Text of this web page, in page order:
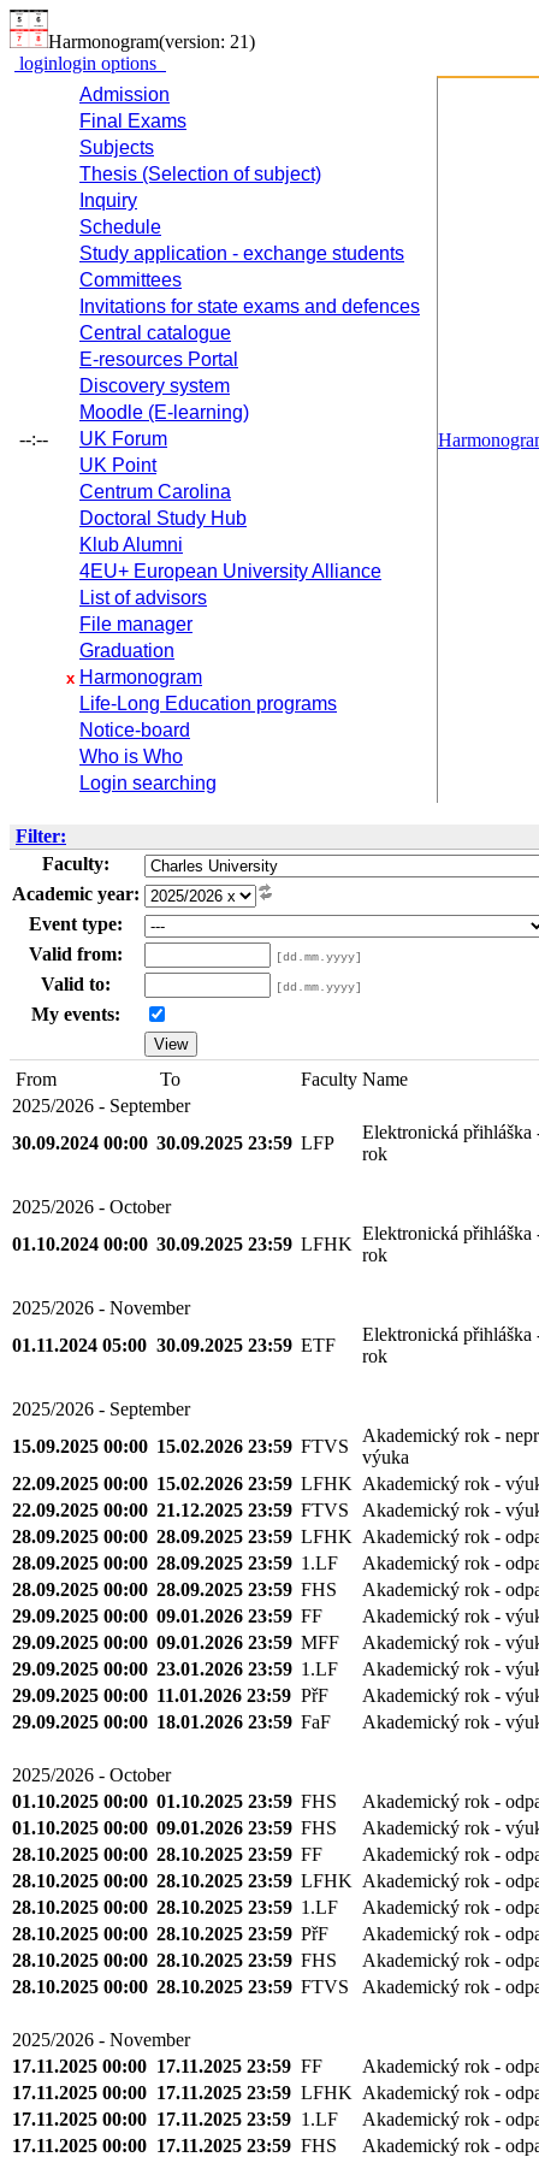
Harmonogram(version: 21)
loginlogin options
--:--
Admission
Final Exams
Subjects
Thesis (Selection of subject)
Inquiry
Schedule
Study application - exchange students
Committees
Invitations for state exams and defences
Central catalogue
E-resources Portal
Discovery system
Moodle (E-learning)
UK Forum
UK Point
Centrum Carolina
Doctoral Study Hub
Klub Alumni
4EU+ European University Alliance
List of advisors
File manager
Graduation
x Harmonogram
Life-Long Education programs
Notice-board
Who is Who
Login searching
Filter:
Faculty:
Academic year:
Event type:
Valid from:
[dd.mm.yyyy]
Valid to: [dd.mm.yyyy]
My events:
From To Faculty Name
2025/2026 - September
30.09.2024 00:00 30.09.2025 23:59 LFP
Elektronická přihláška
rok
2025/2026 - October
01.10.2024 00:00 30.09.2025 23:59 LFHK
Elektronická přihláška
rok
2025/2026 - November
01.11.2024 05:00 30.09.2025 23:59 ETF
Elektronická přihláška
rok
2025/2026 - September
15.09.2025 00:00 15.02.2026 23:59 FTVS
Akademický rok -
výuka
22.09.2025 00:00 15.02.2026 23:59 LFHK Akademický rok -
22.09.2025 00:00 21.12.2025 23:59 FTVS
Akademický rok -
28.09.2025 00:00 28.09.2025 23:59 LFHK Akademický rok -
28.09.2025 00:00 28.09.2025 23:59 1.LF
Akademický rok -
28.09.2025 00:00 28.09.2025 23:59 FHS
Akademický rok -
29.09.2025 00:00 09.01.2026 23:59 FF
Akademický rok -
29.09.2025 00:00 09.01.2026 23:59 MFF
Akademický rok -
29.09.2025 00:00 23.01.2026 23:59 1.LF
Akademický rok -
29.09.2025 00:00 11.01.2026 23:59 PřF
Akademický rok -
29.09.2025 00:00 18.01.2026 23:59 FaF Akademický rok -
2025/2026 - October
01.10.2025 00:00 01.10.2025 23:59 FHS
Akademický rok -
01.10.2025 00:00 09.01.2026 23:59 FHS
Akademický rok -
28.10.2025 00:00 28.10.2025 23:59 FF
Akademický rok -
28.10.2025 00:00 28.10.2025 23:59 LFHK Akademický rok -
28.10.2025 00:00 28.10.2025 23:59 1.LF
Akademický rok -
28.10.2025 00:00 28.10.2025 23:59 PřF
Akademický rok -
28.10.2025 00:00 28.10.2025 23:59 FHS
Akademický rok -
28.10.2025 00:00 28.10.2025 23:59 FTVS Akademický rok -
2025/2026 - November
17.11.2025 00:00 17.11.2025 23:59 FF
Akademický rok -
17.11.2025 00:00 17.11.2025 23:59 LFHK Akademický rok -
17.11.2025 00:00 17.11.2025 23:59 1.LF
Akademický rok -
17.11.2025 00:00 17.11.2025 23:59 FHS Akademický rok -